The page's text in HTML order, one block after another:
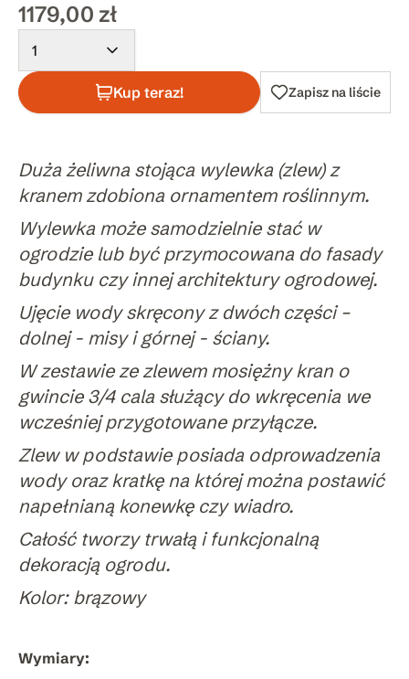
1179,00 zł
1
Kup teraz! Zapisz na liście
Duża żeliwna stojąca wylewka (zlew) z
kranem zdobiona ornamentem roślinnym.
Wylewka może samodzielnie stać w
ogrodzie lub być przymocowana do fasady
budynku czy innej architektury ogrodowej.
Ujęcie wody skręcony z dwóch części –
dolnej - misy i górnej - ściany.
W zestawie ze zlewem mosiężny kran o
gwincie 3/4 cala służący do wkręcenia we
wcześniej przygotowane przyłącze.
Zlew w podstawie posiada odprowadzenia
wody oraz kratkę na której można postawić
napełnianą konewkę czy wiadro.
Całość tworzy trwałą i funkcjonalną
dekoracją ogrodu.
Kolor: brązowy
Wymiary: